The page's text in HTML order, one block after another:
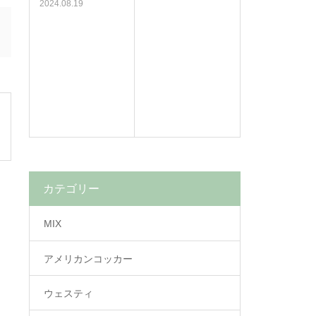
2024.08.19
カテゴリー
MIX
アメリカンコッカー
ウェスティ